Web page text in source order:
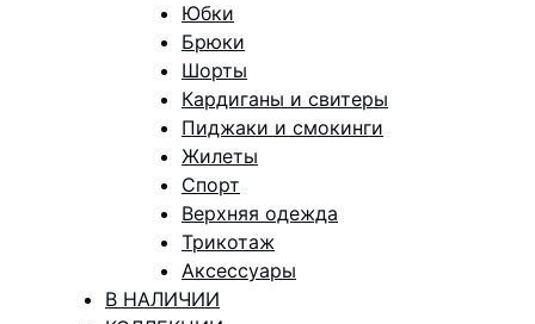
Юбки
Брюки
Шорты
Кардиганы и свитеры
Пиджаки и смокинги
Жилеты
Спорт
Верхняя одежда
Трикотаж
Аксессуары
В НАЛИЧИИ